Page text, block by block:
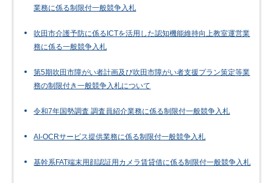
業務に係る制限付一般競争入札
吹田市介護予防に係るICTを活用した認知機能維持向上教室運営業
務に係る一般競争入札
第5期吹田市障がい者計画及び吹田市障がい者支援プラン策定等業
務の制限付き一般競争入札について
令和7年国勢調査 調査員紹介業務に係る制限付一般競争入札
AI-OCRサービス提供業務に係る制限付一般競争入札
基幹系FAT端末用顔認証用カメラ賃貸借に係る制限付一般競争入札